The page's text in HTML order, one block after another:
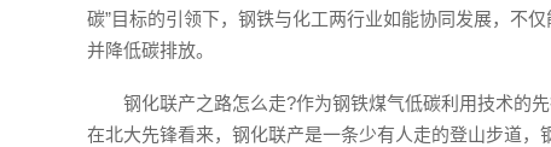
碳”目标的引领下，钢铁与化工两行业如能协同发展，不
并降低碳排放。
钢化联产之路怎么走?作为钢铁煤气低碳利用技术的
在北大先锋看来，钢化联产是一条少有人走的登山步道